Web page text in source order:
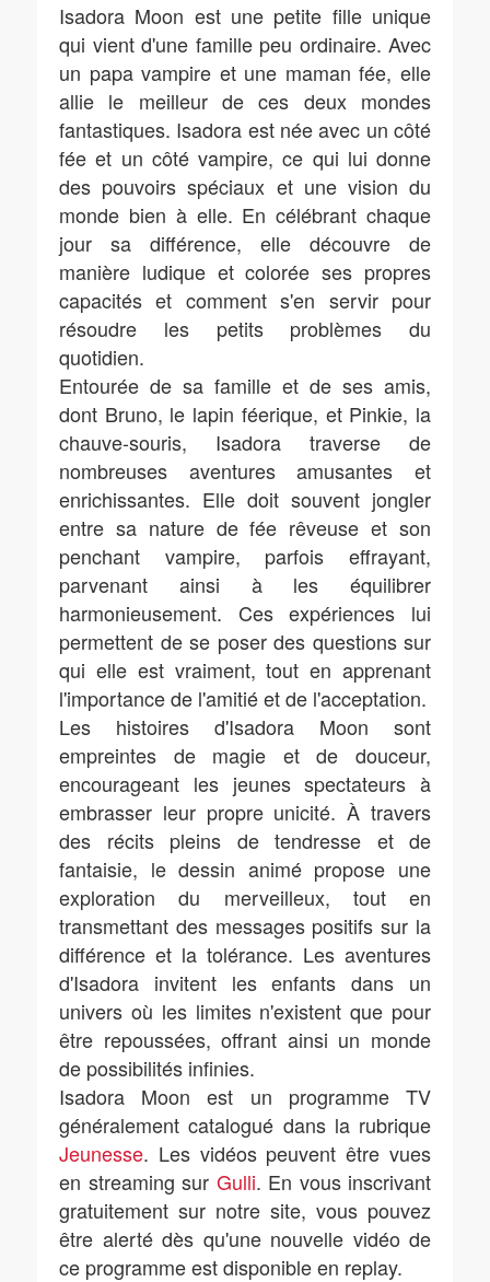
Isadora Moon est une petite fille unique
qui vient d'une famille peu ordinaire. Avec
un papa vampire et une maman fée, elle
allie le meilleur de ces deux mondes
fantastiques. Isadora est née avec un côté
fée et un côté vampire, ce qui lui donne
des pouvoirs spéciaux et une vision du
monde bien à elle. En célébrant chaque
jour sa différence, elle découvre de
manière ludique et colorée ses propres
capacités et comment s'en servir pour
résoudre les petits problèmes du
quotidien.
Entourée de sa famille et de ses amis,
dont Bruno, le lapin féerique, et Pinkie, la
chauve-souris, Isadora traverse de
nombreuses aventures amusantes et
enrichissantes. Elle doit souvent jongler
entre sa nature de fée rêveuse et son
penchant vampire, parfois effrayant,
parvenant ainsi à les équilibrer
harmonieusement. Ces expériences lui
permettent de se poser des questions sur
qui elle est vraiment, tout en apprenant
l'importance de l'amitié et de l'acceptation.
Les histoires d'Isadora Moon sont
empreintes de magie et de douceur,
encourageant les jeunes spectateurs à
embrasser leur propre unicité. À travers
des récits pleins de tendresse et de
fantaisie, le dessin animé propose une
exploration du merveilleux, tout en
transmettant des messages positifs sur la
différence et la tolérance. Les aventures
d'Isadora invitent les enfants dans un
univers où les limites n'existent que pour
être repoussées, offrant ainsi un monde
de possibilités infinies.
Isadora Moon est un programme TV
généralement catalogué dans la rubrique
Jeunesse. Les vidéos peuvent être vues
en streaming sur Gulli. En vous inscrivant
gratuitement sur notre site, vous pouvez
être alerté dès qu'une nouvelle vidéo de
ce programme est disponible en replay.